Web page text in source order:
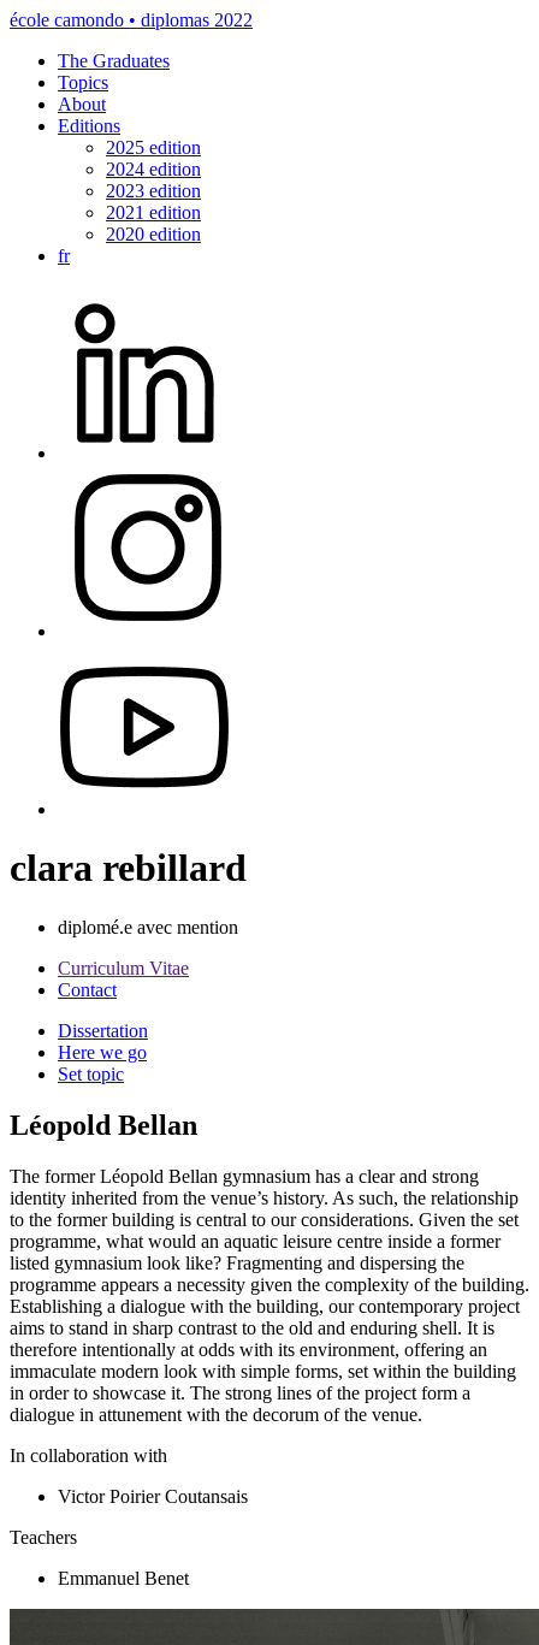
école camondo • diplomas 2022
The Graduates
Topics
About
Editions
2025 edition
2024 edition
2023 edition
2021 edition
2020 edition
fr
clara rebillard
diplomé.e avec mention
Curriculum Vitae
Contact
Dissertation
Here we go
Set topic
Léopold Bellan
The former Léopold Bellan gymnasium has a clear and strong
identity inherited from the venue’s history. As such, the relationship
to the former building is central to our considerations. Given the set
programme, what would an aquatic leisure centre inside a former
listed gymnasium look like? Fragmenting and dispersing the
programme appears a necessity given the complexity of the building.
Establishing a dialogue with the building, our contemporary project
aims to stand in sharp contrast to the old and enduring shell. It is
therefore intentionally at odds with its environment, offering an
immaculate modern look with simple forms, set within the building
in order to showcase it. The strong lines of the project form a
dialogue in attunement with the decorum of the venue.
In collaboration with
Victor Poirier Coutansais
Teachers
Emmanuel Benet